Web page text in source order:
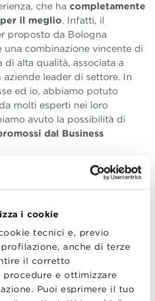
i cookie
tecnici e, previo
anche di terze
il corretto
e ottimizzare
Puoi esprimere il tuo
che ha completamente
il meglio. Infatti, il
proposto da Bologna
una combinazione vincente di
di alta qualità, associata a
leader di settore. In
ed io, abbiamo potuto
molti esperti nei loro
avuto la possibilità di
dal Business
altri studenti e professionisti
Abbiamo lavorato insieme
e multiculturale, dove
le nostre capacità di